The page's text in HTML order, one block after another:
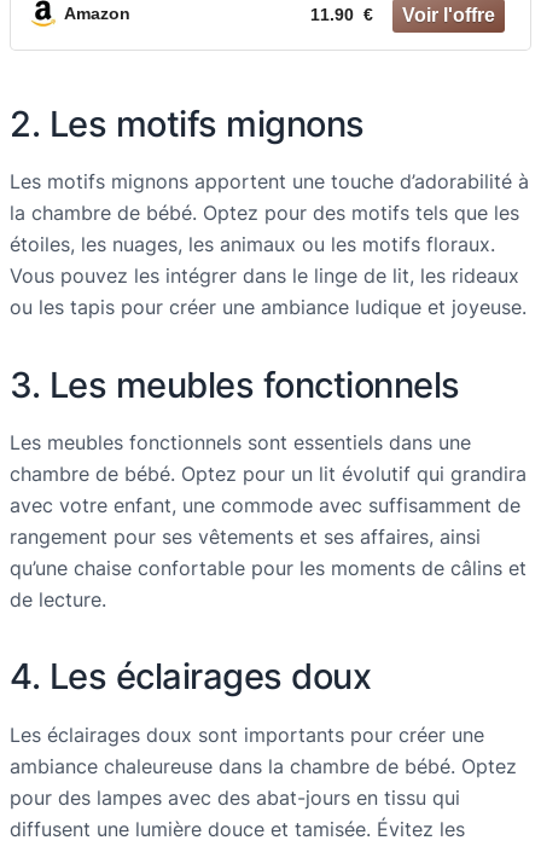
Amazon 11.90 €
2. Les motifs mignons
Les motifs mignons apportent une touche d’adorabilité à
la chambre de bébé. Optez pour des motifs tels que les
étoiles, les nuages, les animaux ou les motifs floraux.
Vous pouvez les intégrer dans le linge de lit, les rideaux
ou les tapis pour créer une ambiance ludique et joyeuse.
3. Les meubles fonctionnels
Les meubles fonctionnels sont essentiels dans une
chambre de bébé. Optez pour un lit évolutif qui grandira
avec votre enfant, une commode avec suffisamment de
rangement pour ses vêtements et ses affaires, ainsi
qu’une chaise confortable pour les moments de câlins et
de lecture.
4. Les éclairages doux
Les éclairages doux sont importants pour créer une
ambiance chaleureuse dans la chambre de bébé. Optez
pour des lampes avec des abat-jours en tissu qui
diffusent une lumière douce et tamisée. Évitez les